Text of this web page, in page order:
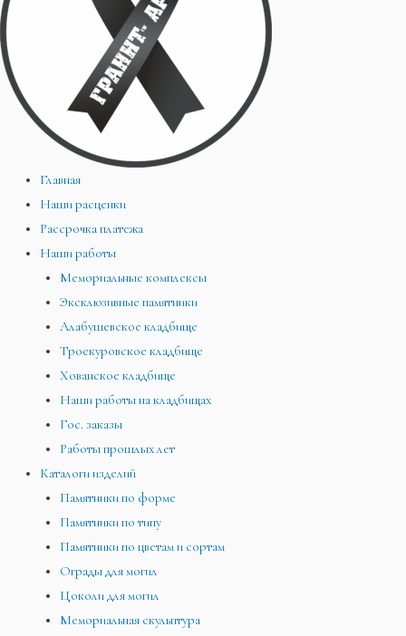
Главная
Наши расценки
Рассрочка платежа
Наши работы
Мемориальные комплексы
Эксклюзивные памятники
Алабушевское кладбище
Троекуровское кладбище
Хованское кладбище
Наши работы на кладбищах
Гос. заказы
Работы прошлых лет
Каталоги изделий
Памятники по форме
Памятники по типу
Памятники по цветам и сортам
Ограды для могил
Цоколи для могил
Мемориальная скульптура